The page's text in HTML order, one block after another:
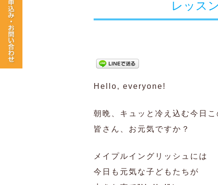
レッス
Hello, everyone!
朝晩、キュッと冷え込む今日こ
皆さん、お元気ですか？
メイプルイングリッシュには
今日も元気な子どもたちが